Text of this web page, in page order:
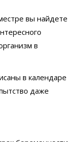
вы найдете
в
в календаре
даже